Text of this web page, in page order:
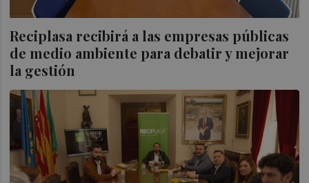
Reciplasa recibirá a las empresas públicas
de medio ambiente para debatir y mejorar
la gestión